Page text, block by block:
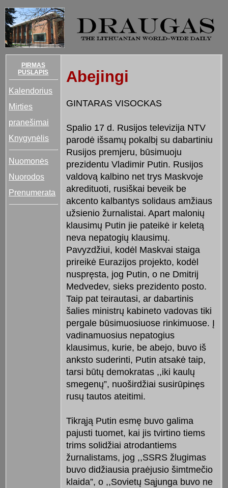
PIRMAS
PUSLAPIS
Kalendorius
Mirties
pranešimai
Knygynėlis
Nuomonės
Nuorodos
Prenumerata
Abejingi
GINTARAS VISOCKAS
Spalio 17 d. Rusijos televizija NTV
parodė išsamų pokalbį su dabartiniu
Rusijos premjeru, būsimuoju
prezidentu Vladimir Putin. Rusijos
valdovą kalbino net trys Maskvoje
akredituoti, rusiškai beveik be
akcento kalbantys solidaus amžiaus
užsienio žurnalistai. Apart malonių
klausimų Putin jie pateikė ir keletą
neva nepatogių klausimų.
Pavyzdžiui, kodėl Maskvai staiga
prireikė Eurazijos projekto, kodėl
nuspręsta, jog Putin, o ne Dmitrij
Medvedev, sieks prezidento posto.
Taip pat teirautasi, ar dabartinis
šalies ministrų kabineto vadovas tiki
pergale būsimuosiuose rinkimuose. Į
vadinamuosius nepatogius
klausimus, kurie, be abejo, buvo iš
anksto suderinti, Putin atsakė taip,
tarsi būtų demokratas ,,iki kaulų
smegenų”, nuoširdžiai susirūpinęs
rusų tautos ateitimi.
Tikrąją Putin esmę buvo galima
pajusti tuomet, kai jis tvirtino tiems
trims solidžiai atrodantiems
žurnalistams, jog ,,SSRS žlugimas
buvo didžiausia praėjusio šimtmečio
klaida”, o ,,Sovietų Sąjunga buvo ne